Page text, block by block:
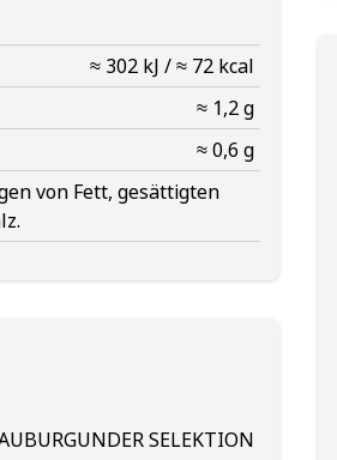
≈ 302 kJ / ≈ 72 kcal
≈ 1,2 g
≈ 0,6 g
von Fett, gesättigten
SELEKTION